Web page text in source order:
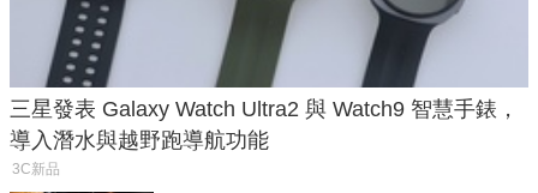
三星發表 Galaxy Watch Ultra2 與 Watch9 智慧手錶，
導入潛水與越野跑導航功能
3C新品